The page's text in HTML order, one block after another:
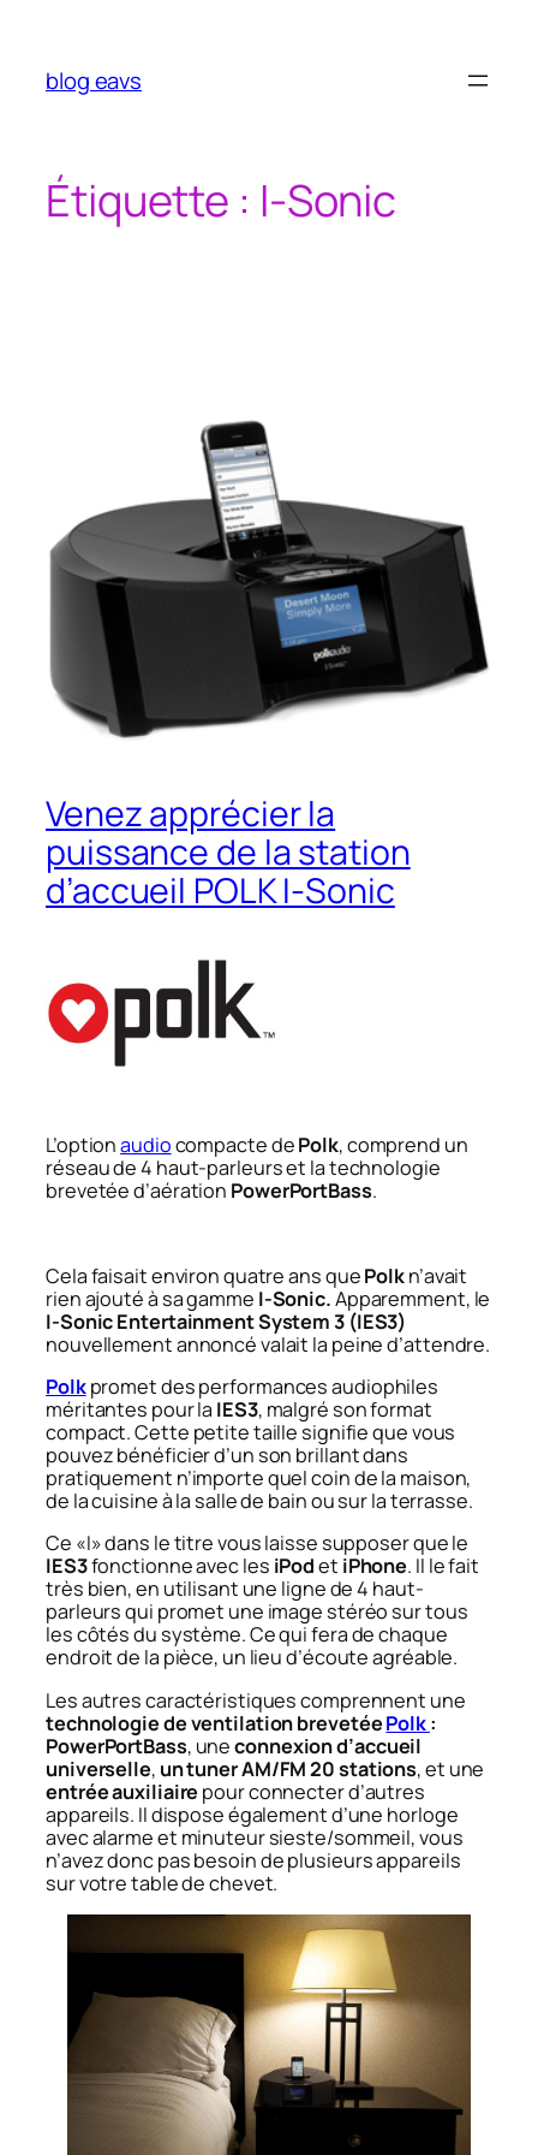
contenu
blog eavs
Étiquette : I-Sonic
Venez apprécier la
puissance de la station
d’accueil POLK I-Sonic
L’optionaudiocompacte dePolk, comprend un
réseau de 4 haut-parleurs et la technologie
brevetée d’aération PowerPortBass.
Cela faisait environ quatre ans quePolkn’avait
rien ajouté à sa gamme I-Sonic.Apparemment, le
I-Sonic Entertainment System 3 (IES3)
nouvellement annoncé valait la peine d’attendre.
Polkpromet des performances audiophiles
méritantes pour la IES3, malgré son format
compact. Cette petite taille signifie que vous
pouvez bénéficier d’un son brillant dans
pratiquement n’importe quel coin de la maison,
de la cuisine à la salle de bain ou sur la terrasse.
Ce «I» dans le titre vous laisse supposer que le
IES3fonctionne avec les iPodet iPhone. Il le fait
très bien, en utilisant une ligne de 4 haut-
parleurs qui promet une image stéréo sur tous
les côtés du système. Ce qui fera de chaque
endroit de la pièce, un lieu d’écoute agréable.
Les autres caractéristiques comprennent une
technologie de ventilation brevetéePolk:
PowerPortBass, uneconnexion d’accueil
universelle, un tuner AM/FM 20 stations, et une
entrée auxiliaire pour connecter d’autres
appareils. Il dispose également d’une horloge
avec alarme et minuteur sieste/sommeil, vous
n’avez donc pas besoin de plusieurs appareils
sur votre table de chevet.